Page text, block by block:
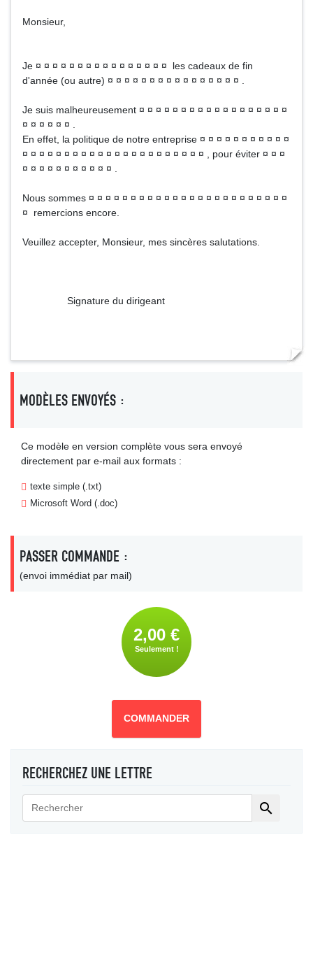
Monsieur,
Je ¤ ¤ ¤ ¤ ¤ ¤ ¤ ¤ ¤ ¤ ¤ ¤ ¤ ¤ ¤ ¤ les cadeaux de fin
d'année (ou autre) ¤ ¤ ¤ ¤ ¤ ¤ ¤ ¤ ¤ ¤ ¤ ¤ ¤ ¤ ¤ ¤ .
Je suis malheureusement ¤ ¤ ¤ ¤ ¤ ¤ ¤ ¤ ¤ ¤ ¤ ¤ ¤ ¤ ¤ ¤ ¤ ¤
¤ ¤ ¤ ¤ ¤ ¤ .
En effet, la politique de notre entreprise ¤ ¤ ¤ ¤ ¤ ¤ ¤ ¤ ¤ ¤ ¤
¤ ¤ ¤ ¤ ¤ ¤ ¤ ¤ ¤ ¤ ¤ ¤ ¤ ¤ ¤ ¤ ¤ ¤ ¤ ¤ ¤ ¤ , pour éviter ¤ ¤ ¤
¤ ¤ ¤ ¤ ¤ ¤ ¤ ¤ ¤ ¤ ¤ .
Nous sommes ¤ ¤ ¤ ¤ ¤ ¤ ¤ ¤ ¤ ¤ ¤ ¤ ¤ ¤ ¤ ¤ ¤ ¤ ¤ ¤ ¤ ¤ ¤ ¤
¤ remercions encore.
Veuillez accepter, Monsieur, mes sincères salutations.
Signature du dirigeant
MODÈLES ENVOYÉS :
Ce modèle en version complète vous sera envoyé
directement par e-mail aux formats :
texte simple (.txt)
Microsoft Word (.doc)
PASSER COMMANDE :
(envoi immédiat par mail)
2,00 €
Seulement !
COMMANDER
RECHERCHEZ UNE LETTRE
